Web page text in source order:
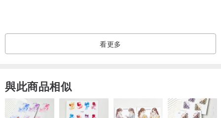
▪ 聖誕樹上的葉子本身脆弱，設計師出貨前一定會盡力妥善包裝保護
花禮，但物流運送過程中難免會有碰撞而少許掉落，超完美主義者如
▪ 全館花禮全是手工製作，設計師為了維護品質，若是急單需要先詢
問，以免耽誤到您重要的日子
▪ 聖誕樹底座使用木頭製成，本身會保有樹皮自然的樣貌及紋路，可
看更多
與此商品相似